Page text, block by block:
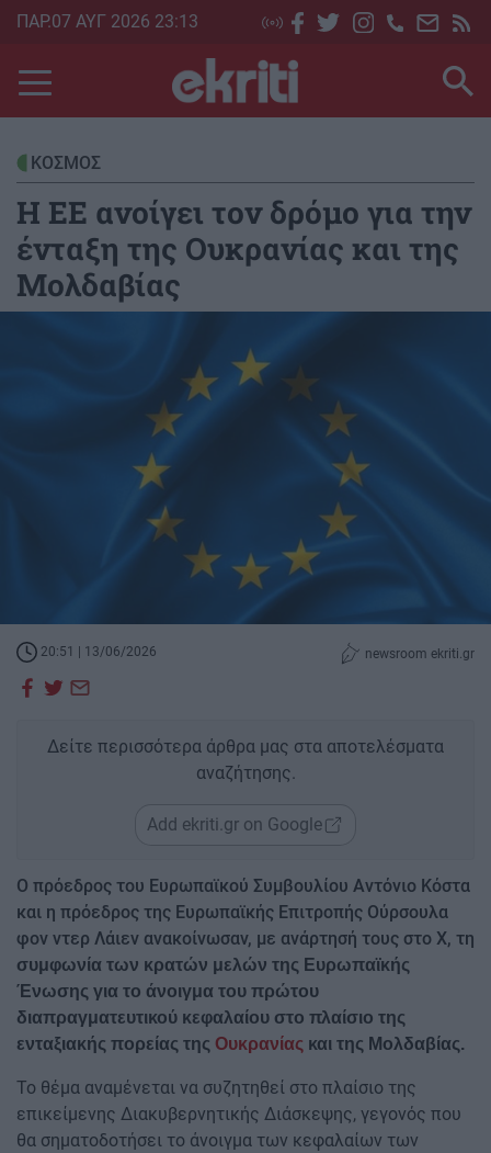
Skip
main
content
ΠΑΡ.07 ΑΥΓ 2026 23:13
ΚΟΣΜΟΣ
Η ΕΕ ανοίγει τον δρόμο για την
ένταξη της Ουκρανίας και της
Μολδαβίας
20:51 | 13/06/2026 newsroom ekriti.gr
Δείτε περισσότερα άρθρα μας στα αποτελέσματα
αναζήτησης.
Add ekriti.gr on Google
Ο πρόεδρος του Ευρωπαϊκού Συμβουλίου Αντόνιο Κόστα
και η πρόεδρος της Ευρωπαϊκής Επιτροπής Ούρσουλα
φον ντερ Λάιεν ανακοίνωσαν, με ανάρτησή τους στο Χ, τη
συμφωνία των κρατών μελών της Ευρωπαϊκής
Ένωσης για το άνοιγμα του πρώτου
διαπραγματευτικού κεφαλαίου στο πλαίσιο της
ενταξιακής πορείας της Ουκρανίας και της Μολδαβίας.
Το θέμα αναμένεται να συζητηθεί στο πλαίσιο της
επικείμενης Διακυβερνητικής Διάσκεψης, γεγονός που
θα σηματοδοτήσει το άνοιγμα των κεφαλαίων των